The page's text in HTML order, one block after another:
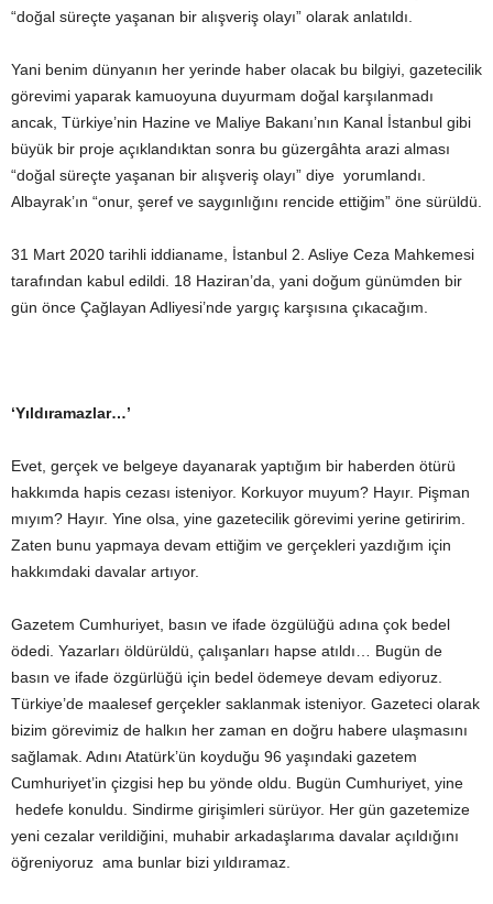
“doğal süreçte yaşanan bir alışveriş olayı” olarak anlatıldı.
Yani benim dünyanın her yerinde haber olacak bu bilgiyi, gazetecilik
görevimi yaparak kamuoyuna duyurmam doğal karşılanmadı
ancak, Türkiye’nin Hazine ve Maliye Bakanı’nın Kanal İstanbul gibi
büyük bir proje açıklandıktan sonra bu güzergâhta arazi alması
“doğal süreçte yaşanan bir alışveriş olayı” diye yorumlandı.
Albayrak’ın “onur, şeref ve saygınlığını rencide ettiğim” öne sürüldü.
31 Mart 2020 tarihli iddianame, İstanbul 2. Asliye Ceza Mahkemesi
tarafından kabul edildi. 18 Haziran’da, yani doğum günümden bir
gün önce Çağlayan Adliyesi’nde yargıç karşısına çıkacağım.
‘Yıldıramazlar…’
Evet, gerçek ve belgeye dayanarak yaptığım bir haberden ötürü
hakkımda hapis cezası isteniyor. Korkuyor muyum? Hayır. Pişman
mıyım? Hayır. Yine olsa, yine gazetecilik görevimi yerine getiririm.
Zaten bunu yapmaya devam ettiğim ve gerçekleri yazdığım için
hakkımdaki davalar artıyor.
Gazetem Cumhuriyet, basın ve ifade özgülüğü adına çok bedel
ödedi. Yazarları öldürüldü, çalışanları hapse atıldı… Bugün de
basın ve ifade özgürlüğü için bedel ödemeye devam ediyoruz.
Türkiye’de maalesef gerçekler saklanmak isteniyor. Gazeteci olarak
bizim görevimiz de halkın her zaman en doğru habere ulaşmasını
sağlamak. Adını Atatürk’ün koyduğu 96 yaşındaki gazetem
Cumhuriyet’in çizgisi hep bu yönde oldu. Bugün Cumhuriyet, yine
hedefe konuldu. Sindirme girişimleri sürüyor. Her gün gazetemize
yeni cezalar verildiğini, muhabir arkadaşlarıma davalar açıldığını
öğreniyoruz ama bunlar bizi yıldıramaz.